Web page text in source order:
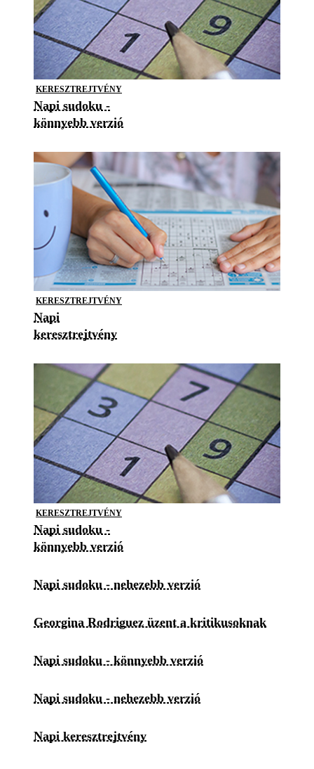
KERESZTREJTVÉNY
Napi sudoku -
könnyebb verzió
KERESZTREJTVÉNY
Napi
keresztrejtvény
KERESZTREJTVÉNY
Napi sudoku -
könnyebb verzió
Napi sudoku - nehezebb verzió
Georgina Rodriguez üzent a kritikusoknak
Napi sudoku - könnyebb verzió
Napi sudoku - nehezebb verzió
Napi keresztrejtvény